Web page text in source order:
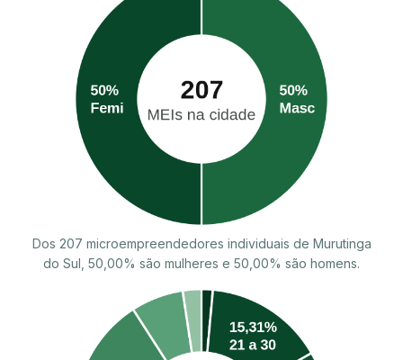
Dos 207 microempreendedores individuais de Murutinga
do Sul, 50,00% são mulheres e 50,00% são homens.